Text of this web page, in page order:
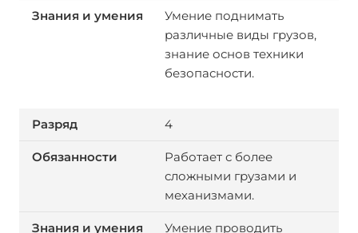
Умение поднимать
различные виды грузов,
знание основ техники
безопасности.
4
Работает с более
сложными грузами и
механизмами.
Умение проводить